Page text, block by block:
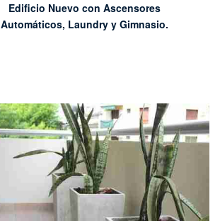
Edificio Nuevo con Ascensores
Automáticos, Laundry y Gimnasio.